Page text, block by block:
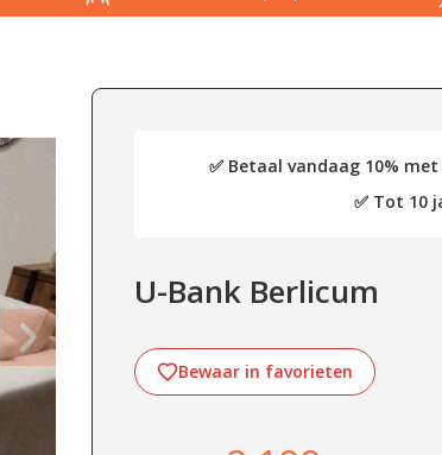
✅ Betaal vandaag 10%
✅ Tot 10
U-Bank Berlicum
Bewaar in favorieten